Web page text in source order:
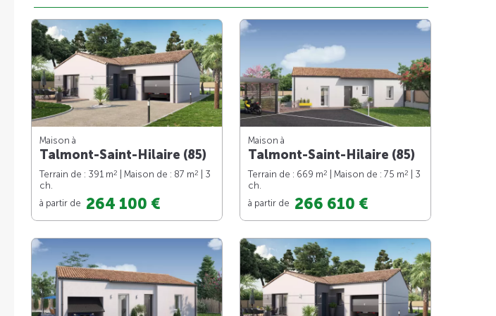
Maison à
Talmont-Saint-Hilaire (85)
Terrain de : 391 m2 | Maison de : 87 m2
| 3
ch.
à partir de 264 100 €
Maison à
Talmont-Saint-Hilaire (85)
Terrain de : 669 m2 | Maison de : 75 m2
| 3
ch.
à partir de 266 610 €